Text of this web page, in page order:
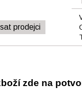
prodejci
zde na